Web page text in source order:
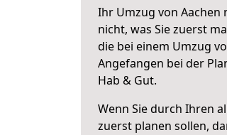
Ihr Umzug von Aachen
nicht, was Sie zuerst
die bei einem Umzug
Angefangen bei der
Hab & Gut.
Wenn Sie durch Ihren
zuerst planen sollen,